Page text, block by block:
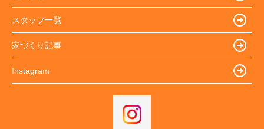
スタッフ一覧
家づくり記事
Instagram